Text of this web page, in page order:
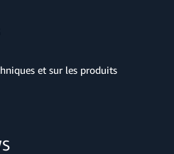
et sur les produits